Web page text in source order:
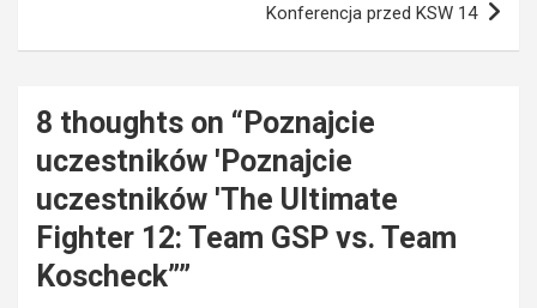
Konferencja przed KSW 14
8 thoughts on “ Poznajcie
uczestników 'Poznajcie
uczestników 'The Ultimate
Fighter 12: Team GSP vs. Team
Koscheck””